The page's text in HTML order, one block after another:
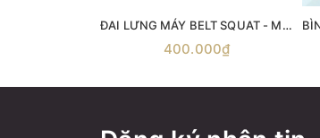
ĐAI LƯNG MÁY BELT SQUAT - Máy gánh đùi với dây đai Belt Squat
400.000₫